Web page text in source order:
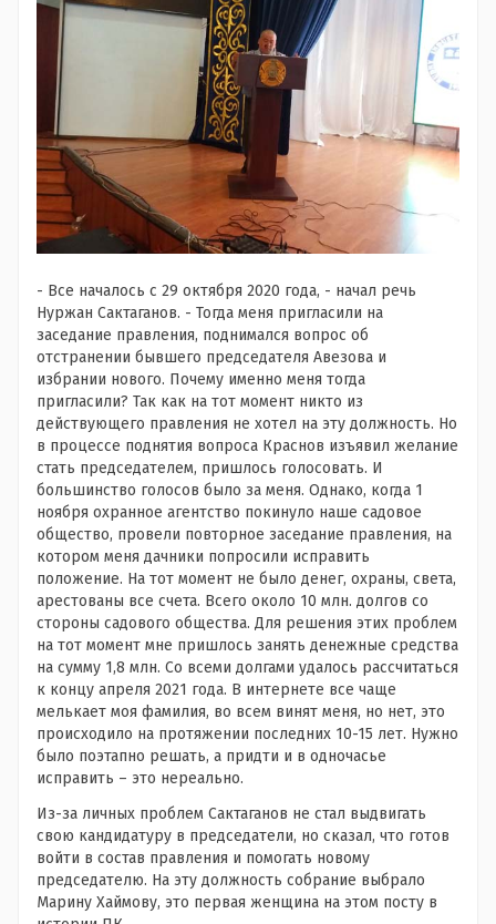
- Все началось с 29 октября 2020 года, - начал речь
Нуржан Сактаганов. - Тогда меня пригласили на
заседание правления, поднимался вопрос об
отстранении бывшего председателя Авезова и
избрании нового. Почему именно меня тогда
пригласили? Так как на тот момент никто из
действующего правления не хотел на эту должность. Но
в процессе поднятия вопроса Краснов изъявил желание
стать председателем, пришлось голосовать. И
большинство голосов было за меня. Однако, когда 1
ноября охранное агентство покинуло наше садовое
общество, провели повторное заседание правления, на
котором меня дачники попросили исправить
положение. На тот момент не было денег, охраны, света,
арестованы все счета. Всего около 10 млн. долгов со
стороны садового общества. Для решения этих проблем
на тот момент мне пришлось занять денежные средства
на сумму 1,8 млн. Со всеми долгами удалось рассчитаться
к концу апреля 2021 года. В интернете все чаще
мелькает моя фамилия, во всем винят меня, но нет, это
происходило на протяжении последних 10-15 лет. Нужно
было поэтапно решать, а придти и в одночасье
исправить – это нереально.
Из-за личных проблем Сактаганов не стал выдвигать
свою кандидатуру в председатели, но сказал, что готов
войти в состав правления и помогать новому
председателю. На эту должность собрание выбрало
Марину Хаймову, это первая женщина на этом посту в